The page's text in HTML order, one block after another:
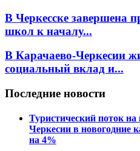
В Черкесске завершена
школ к началу...
В Карачаево-Черкесии
социальный вклад и...
Последние новости
Туристический поток
Черкесии в новогодние
на 4%